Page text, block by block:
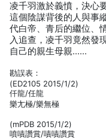
凌千羽激於義憤，決心
這個陰謀背後的人與事
代白帝、青后的繼位、
入追查，凌千羽竟然發
自己的親生母親……
勘誤表：
(ED2105 2015/1/2)
仟龍/任龍
樂尢極/樂無極
(mPDB 2015/1/2)
噴嘖讚賞/嘖嘖讚賞